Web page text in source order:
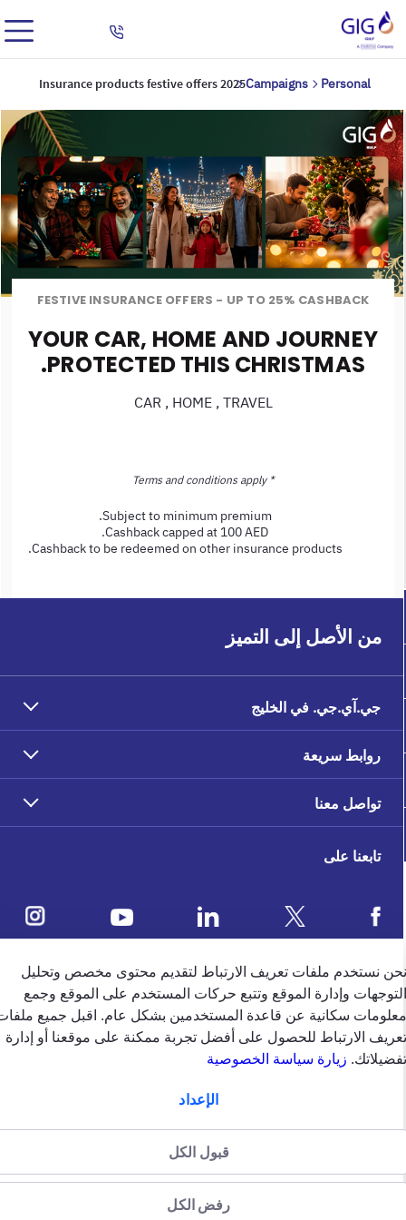
Personal
Campaigns
Insurance products festive offers 2025
FESTIVE INSURANCE OFFERS - UP TO 25% CASHBACK
YOUR CAR, HOME AND JOURNEY
PROTECTED THIS CHRISTMAS.
CAR , HOME , TRAVEL
BUY CAR INSURANCE
BUY HOME INSURANCE
BUY TRAVEL INSURANCE
* Terms and conditions apply
Subject to minimum premium.
Cashback capped at 100 AED.
Cashback to be redeemed on other insurance products.
تابعنا على
ملاحظات العملاء
4.5/5
وفقًا لتقييم 39650 وفقًا
من الأصل إلى التميز
جي.آي.جي. في الخليج
روابط سريعة
تواصل معنا
الإمارات english
الشروط والاحكام سياسة الخصوصية
سياسة الخصوصية (جميع الحقوق
نستخدم ملفات تعريف الارتباط لتقديم محتوى مخصص وتحليل
وإدارة الموقع وتتبع حركات المستخدم على الموقع وجمع
سكانية عن قاعدة المستخدمين بشكل عام. اقبل جميع
الارتباط للحصول على أفضل تجربة ممكنة على موقعنا أو إدارة
زيارة سياسة الخصوصية
الإعداد
قبول الكل
رفض الكل